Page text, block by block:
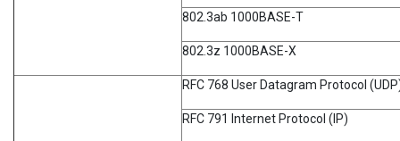
802.3ab 1000BASE-T
802.3z 1000BASE-X
RFC 768 User Datagram Protocol
RFC 791 Internet Protocol (IP)